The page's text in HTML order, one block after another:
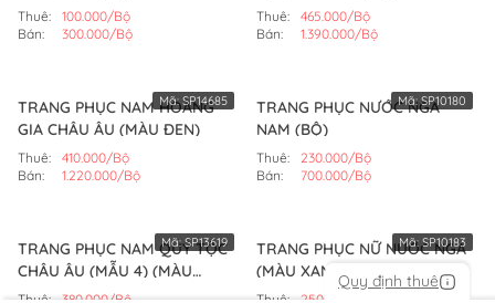
Thuê:
100.000/Bộ
Bán:
300.000/Bộ
Thuê:
465.000/Bộ
Bán:
1.390.000/Bộ
TRANG PHỤC NAM HOÀNG
GIA CHÂU ÂU (MÀU ĐEN)
Thuê:
410.000/Bộ
Bán:
1.220.000/Bộ
Mã:SP14685
TRANG PHỤC NƯỚC NGA
NAM (BỘ)
Thuê:
230.000/Bộ
Bán:
700.000/Bộ
Mã:SP10180
TRANG PHỤC NAM QUÝ TỘC
CHÂU ÂU (MẪU 4) (MÀU
TRẮNG)
Thuê:
380.000/Bộ
Mã:SP13619
TRANG PHỤC NỮ NƯỚC NGA
(MÀU XANH)
Thuê:
250.000/Bộ
Mã:SP10183
Quy định thuê